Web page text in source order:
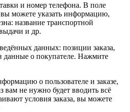
и номер телефона. В поле
можете указать информацию,
название транспортной
и др.
данных: позиции заказа,
данные о покупателе. Нажмите
о пользователе и заказе,
вам не нужно будет вводить всё
условия заказа, вы можете